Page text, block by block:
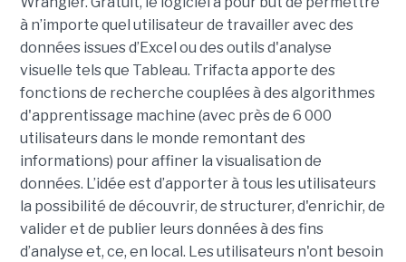
à n’importe quel utilisateur de travailler avec des
données issues d’Excel ou des outils d'analyse
visuelle tels que Tableau. Trifacta apporte des
fonctions de recherche couplées à des algorithmes
d'apprentissage machine (avec près de 6 000
utilisateurs dans le monde remontant des
informations) pour affiner la visualisation de
données. L’idée est d’apporter à tous les utilisateurs
la possibilité de découvrir, de structurer, d'enrichir, de
valider et de publier leurs données à des fins
d’analyse et, ce, en local. Les utilisateurs n'ont besoin